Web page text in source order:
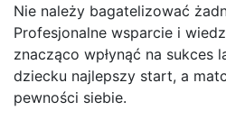
Nie należy bagatelizować
Profesjonalne wsparcie i
znacząco wpłynąć na sukces
dziecku najlepszy start, a
pewności siebie.